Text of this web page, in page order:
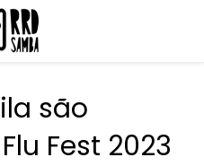
são
Fest 2023